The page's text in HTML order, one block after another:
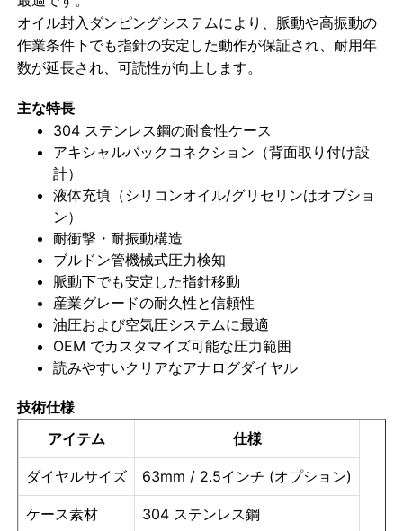
ホーム
製品
企業情報
会社案内
品質管理
お問い合わせ
見積依頼
ステンレス鋼の圧力計
温度および圧力計
オイル封入ダンピングシステムにより、脈動や高振動の
作業条件下でも指針の安定した動作が保証され、耐用年
数が延長され、可読性が向上します。
主な特長
304 ステンレス鋼の耐食性ケース
アキシャルバックコネクション（背面取り付け設
計）
液体充填（シリコンオイル/グリセリンはオプショ
ン）
耐衝撃・耐振動構造
ブルドン管機械式圧力検知
脈動下でも安定した指針移動
産業グレードの耐久性と信頼性
油圧および空気圧システムに最適
OEM でカスタマイズ可能な圧力範囲
読みやすいクリアなアナログダイヤル
技術仕様
アイテム
仕様
ダイヤルサイズ 63mm / 2.5インチ (オプション)
ケース素材 304 ステンレス鋼